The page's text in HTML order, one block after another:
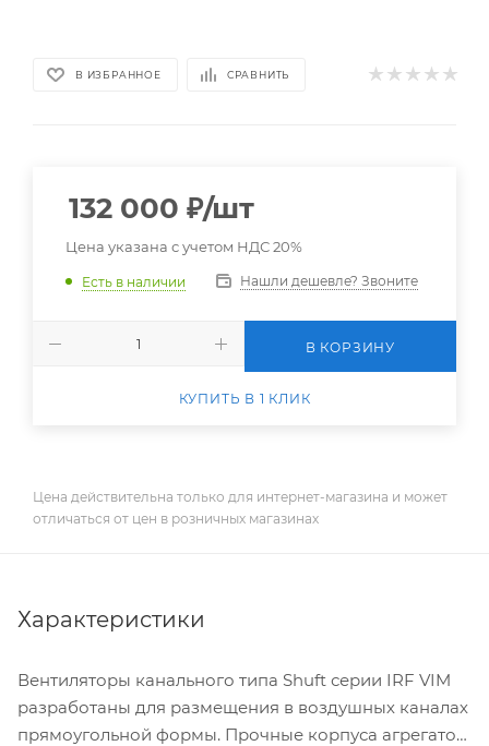
В ИЗБРАННОЕ СРАВНИТЬ
132 000 ₽/шт
Цена указана с учетом НДС 20%
Есть в наличии Нашли дешевле? Звоните
В КОРЗИНУ
КУПИТЬ В 1 КЛИК
Цена действительна только для интернет-магазина и может
отличаться от цен в розничных магазинах
Характеристики
Вентиляторы канального типа Shuft серии IRF VIM
разработаны для размещения в воздушных каналах
прямоугольной формы. Прочные корпуса агрегатов